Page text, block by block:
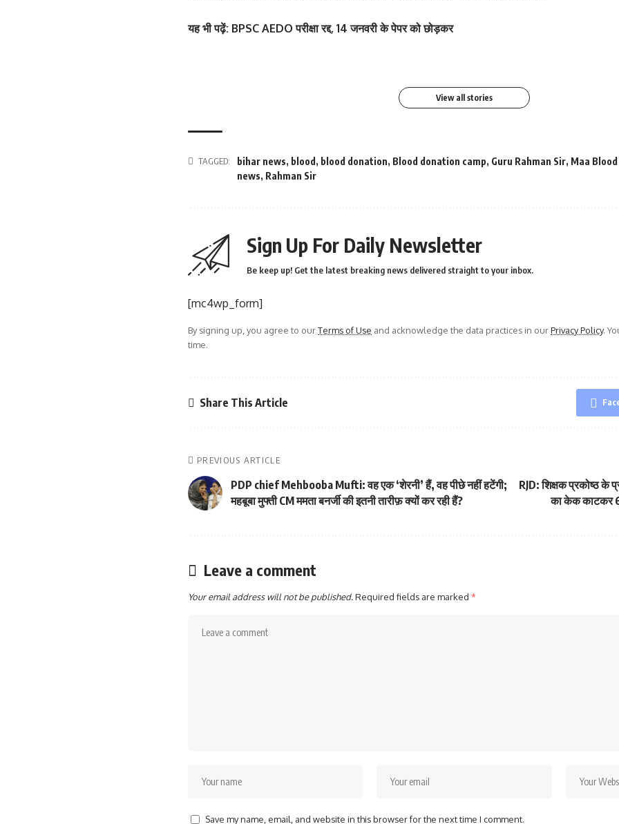
यह भी पढ़ें: BPSC AEDO परीक्षा रद्द, 14 जनवरी के पेपर को छोड़कर
फ्लॉन्ट किया
मेला, धोनी हुए शामिल
View all stories
TAGGED: bihar news, blood , blood donation, Blood donation camp, Guru Rahman Sir, Maa
news, Rahman Sir
Sign Up For Daily Newsletter
Be keep up! Get the latest breaking news delivered straight to your inbox.
[mc4wp_form]
By signing up, you agree to ourTerms of Use and acknowledge the data practices in ourPrivacy Policy.
time.
Share This Article
PREVIOUS ARTICLE
PDP chief Mehbooba Mufti: वह एक ‘शेरनी’ हैं, वह पीछे नहीं हटेंगी;
महबूबा मुफ्ती CM ममता बनर्जी की इतनी तारीफ़ क्यों कर रही हैं?
RJD: शिक्षक प्रकोष्ठ के
का केक काटकर
Leave a comment
Your email address will not be published.Required fields are marked *
Save my name, email, and website in this browser for the next time I comment.